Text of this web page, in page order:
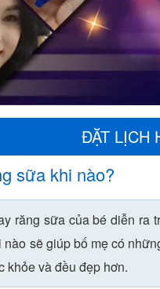
ĐẶT LỊCH
sữa khi nào?
răng sữa của bé diễn ra
nào sẽ giúp bố mẹ có
khỏe và đều đẹp hơn.